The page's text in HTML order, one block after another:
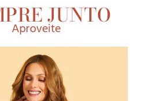
JUNTO
Aproveite